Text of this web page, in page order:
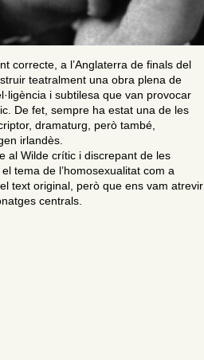
correcte, a l’Anglaterra de finals del
teatralment una obra plena de
i subtilesa que van provocar
De fet, sempre ha estat una de les
dramaturg, però també,
irlandès.
al Wilde crític i discrepant de les
tema de l’homosexualitat com a
text original, però que ens vam atrevir
centrals.